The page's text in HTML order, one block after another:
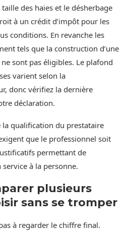
des haies et le désherbage
à un crédit d’impôt pour les
conditions. En revanche les
tels que la construction d’une
sont pas éligibles. Le plafond
varient selon la
donc vérifiez la dernière
déclaration.
qualification du prestataire
que le professionnel soit
permettant de
à la personne.
plusieurs
sans se tromper
à regarder le chiffre final.